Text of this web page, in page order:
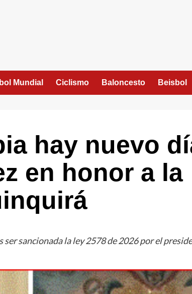
Mundial Ciclismo Baloncesto Beisbol
hay nuevo
en honor a la
sancionada la ley 2578 de 2026 por el